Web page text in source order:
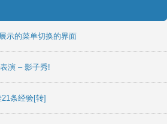
示的菜单切换的界面
演 – 影子秀!
条经验[转]